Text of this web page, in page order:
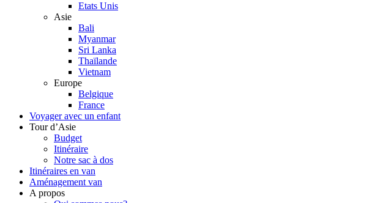
Etats Unis
Asie
Bali
Myanmar
Sri Lanka
Thaïlande
Vietnam
Europe
Belgique
France
Voyager avec un enfant
Tour d’Asie
Budget
Itinéraire
Notre sac à dos
Itinéraires en van
Aménagement van
A propos